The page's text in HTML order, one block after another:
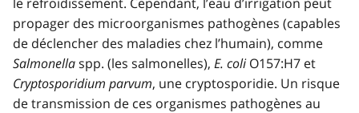
propager des microorganismes pathogènes (capables
de déclencher des maladies chez l’humain), comme
Salmonellaspp. (les salmonelles), E. coliO157:H7 et
Cryptosporidium parvum, une cryptosporidie. Un risque
de transmission de ces organismes pathogènes au